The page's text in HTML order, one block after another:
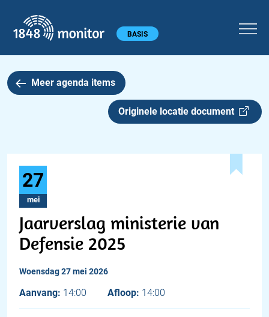
Hoofdmenu BASIS
Meer agenda items
Originele locatie document
27
mei
Jaarverslag ministerie van
Defensie 2025
woensdag 27 mei 2026
Aanvang: 14:00 Afloop: 14:00